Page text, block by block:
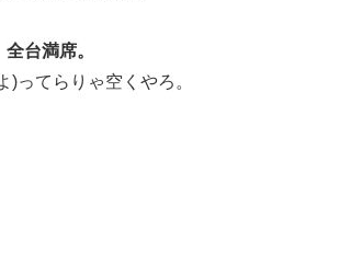
台満席。
)ってらりゃ空くやろ。